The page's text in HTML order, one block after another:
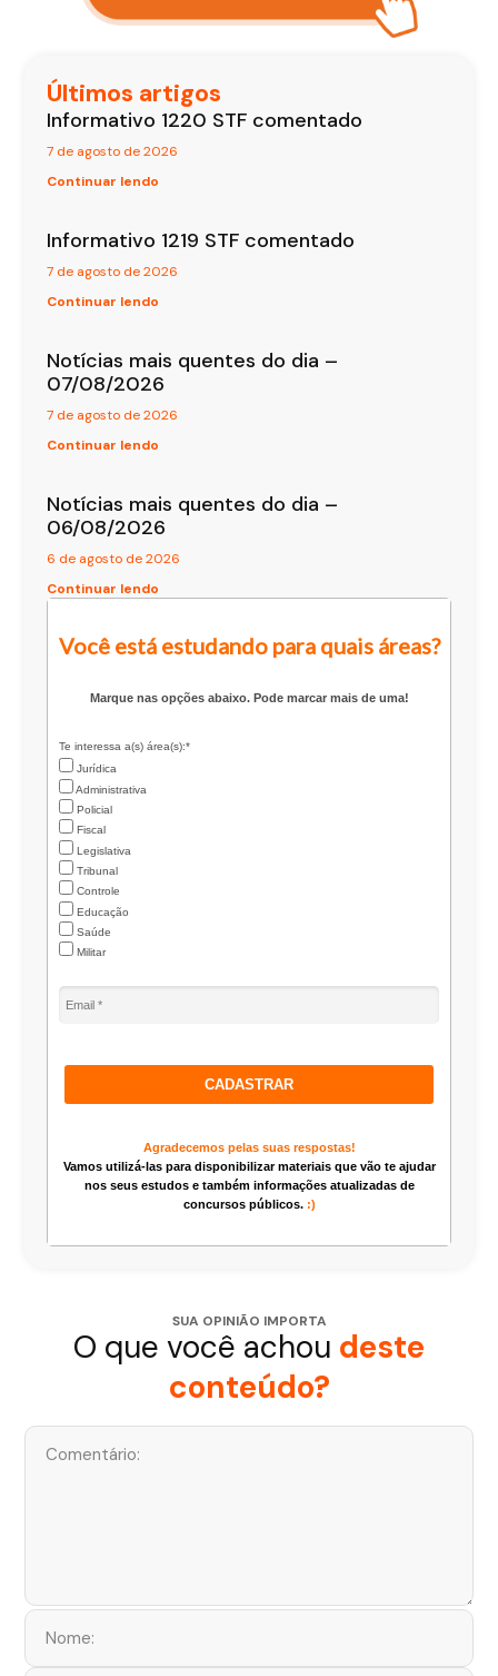
Últimos artigos
Informativo 1220 STF comentado
7 de agosto de 2026
Continuar lendo
Informativo 1219 STF comentado
7 de agosto de 2026
Continuar lendo
Notícias mais quentes do dia –
07/08/2026
7 de agosto de 2026
Continuar lendo
Notícias mais quentes do dia –
06/08/2026
6 de agosto de 2026
Continuar lendo
Você está estudando para quais áreas?
Marque nas opções abaixo. Pode marcar mais de uma!
Te interessa a(s) área(s):*
Jurídica
Administrativa
Policial
Fiscal
Legislativa
Tribunal
Controle
Educação
Saúde
Militar
CADASTRAR
Agradecemos pelas suas respostas!
Vamos utilizá-las para disponibilizar materiais que vão te ajudar
nos seus estudos e também informações atualizadas de
concursos públicos. :)
SUA OPINIÃO IMPORTA
O que você achou deste
conteúdo?